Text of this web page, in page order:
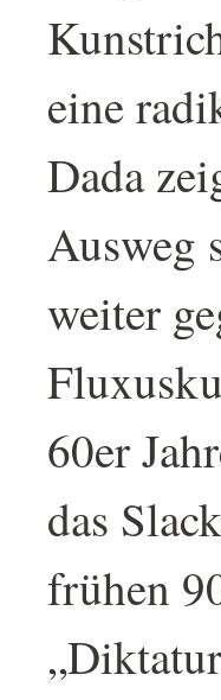
eine
Dada
Ausweg
weiter
60er
das
frühen